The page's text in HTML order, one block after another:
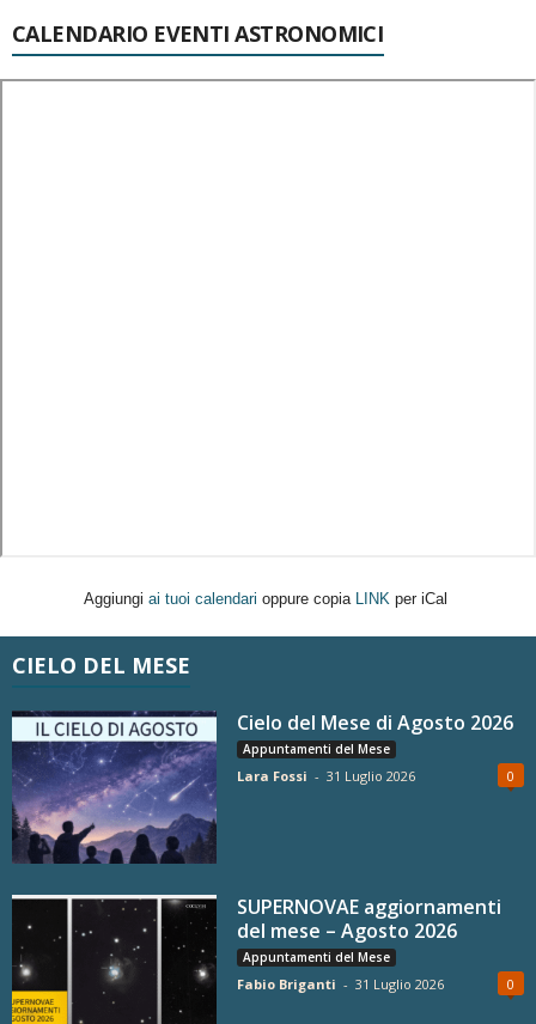
CALENDARIO EVENTI ASTRONOMICI
Aggiungi ai tuoi calendari oppure copia LINK per iCal
CIELO DEL MESE
Cielo del Mese di Agosto 2026
Appuntamenti del Mese
Lara Fossi - 31 Luglio 2026 0
SUPERNOVAE aggiornamenti
del mese – Agosto 2026
Appuntamenti del Mese
Fabio Briganti - 31 Luglio 2026 0